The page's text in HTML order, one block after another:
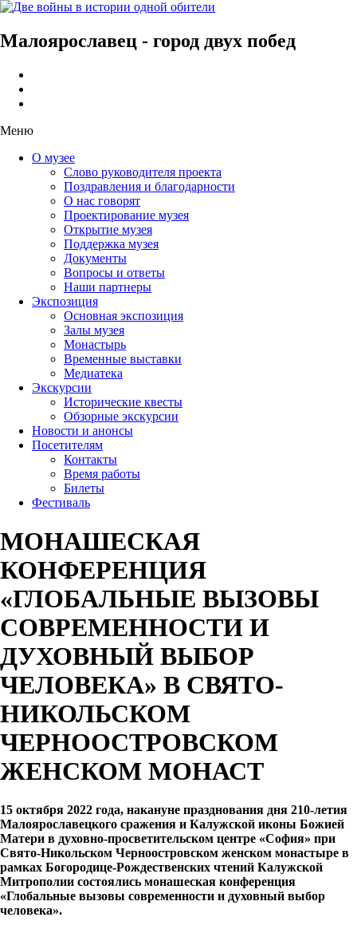
Малоярославец - город двух побед
Меню
О музее
Слово руководителя проекта
Поздравления и благодарности
О нас говорят
Проектирование музея
Открытие музея
Поддержка музея
Документы
Вопросы и ответы
Наши партнеры
Экспозиция
Основная экспозиция
Залы музея
Монастырь
Временные выставки
Медиатека
Экскурсии
Исторические квесты
Обзорные экскурсии
Новости и анонсы
Посетителям
Контакты
Время работы
Билеты
Фестиваль
МОНАШЕСКАЯ
КОНФЕРЕНЦИЯ
«ГЛОБАЛЬНЫЕ ВЫЗОВЫ
СОВРЕМЕННОСТИ И
ДУХОВНЫЙ ВЫБОР
ЧЕЛОВЕКА» В СВЯТО-
НИКОЛЬСКОМ
ЧЕРНООСТРОВСКОМ
ЖЕНСКОМ МОНАСТ
15 октября 2022 года, накануне празднования дня 210-летия
Малоярославецкого сражения и Калужской иконы Божией
Матери в духовно-просветительском центре «София» при
Свято-Никольском Черноостровском женском монастыре в
рамках Богородице-Рождественских чтений Калужской
Митрополии состоялись монашеская конференция
«Глобальные вызовы современности и духовный выбор
человека».